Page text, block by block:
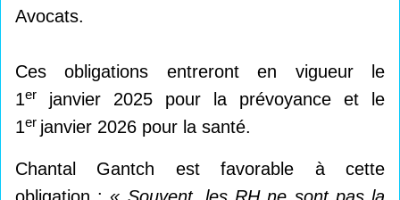
Avocats.
Ces obligations entreront en vigueur le
1er
janvier 2025 pour la prévoyance et le
1er janvier 2026 pour la santé.
Chantal Gantch est favorable à cette